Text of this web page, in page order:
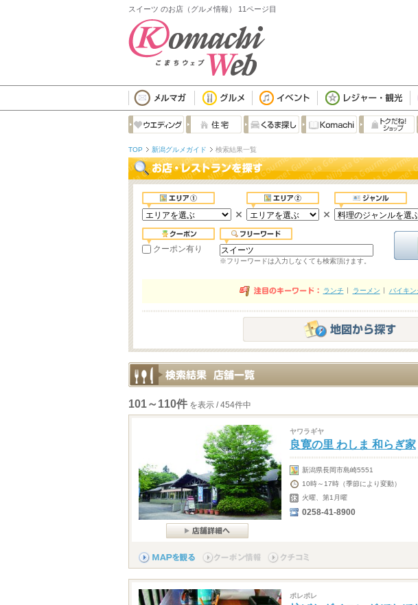
スイーツ のお店（グルメ情報） 11ページ目
TOP 新潟グルメガイド 検索結果一覧
クーポン有り
※フリーワードは入力しなくても検索頂けます。
ランチ ラーメン バイキン
101～110件 を表示 / 454件中
ヤワラギヤ
良寛の里 わしま 和らぎ家
新潟県長岡市島崎5551
10時～17時（季節により変動）
火曜、第1月曜
0258-41-8900
ポレポレ